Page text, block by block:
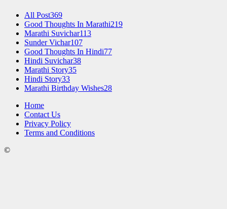
All Post369
Good Thoughts In Marathi219
Marathi Suvichar113
Sunder Vichar107
Good Thoughts In Hindi77
Hindi Suvichar38
Marathi Story35
Hindi Story33
Marathi Birthday Wishes28
Home
Contact Us
Privacy Policy
Terms and Conditions
©